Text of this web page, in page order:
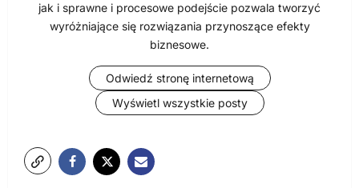
jak i sprawne i procesowe podejście pozwala tworzyć
wyróżniające się rozwiązania przynoszące efekty
biznesowe.
Odwiedź stronę internetową
Wyświetl wszystkie posty